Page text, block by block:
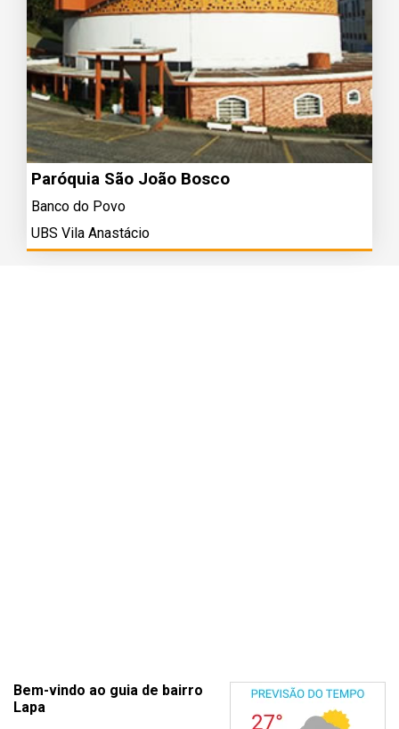
Paróquia São João Bosco
Banco do Povo
UBS Vila Anastácio
Bem-vindo ao guia de bairro
Lapa